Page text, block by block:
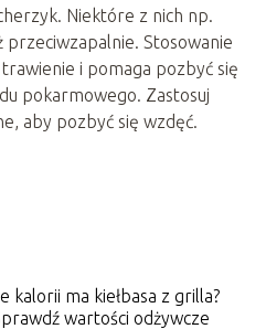
Niektóre z nich np.
przeciwzapalnie. Stosowanie
i pomaga pozbyć się
pokarmowego. Zastosuj
aby pozbyć się wzdęć.
kalorii ma kiełbasa z grilla?
wartości odżywcze